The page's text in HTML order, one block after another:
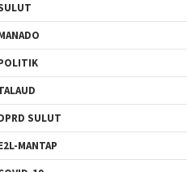
SULUT
MANTAP